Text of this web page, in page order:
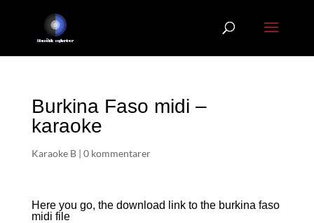
Burkina Faso midi –
karaoke
Karaoke B| 0 kommentarer
Here you go, the download link to the burkina faso
midi file